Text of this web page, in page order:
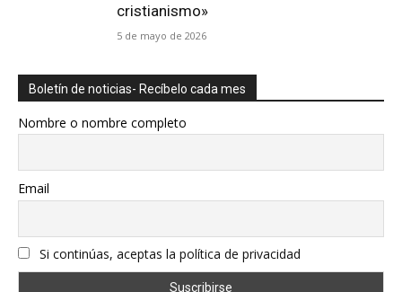
cristianismo»
5 de mayo de 2026
Boletín de noticias- Recíbelo cada mes
Nombre o nombre completo
Email
Si continúas, aceptas la política de privacidad